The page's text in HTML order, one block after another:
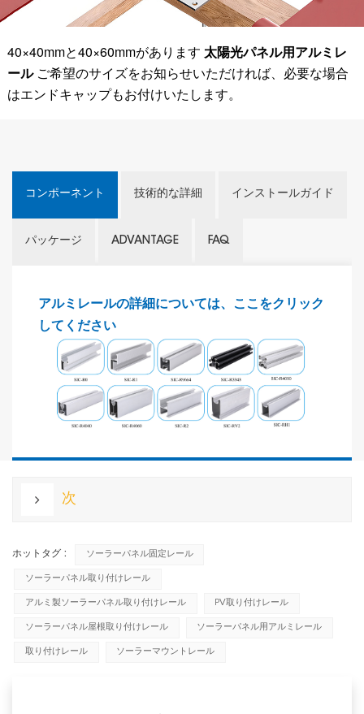
40×40mmと40×60mmがあります 太陽光パネル用アルミレ
ール ご希望のサイズをお知らせいただければ、必要な場合
はエンドキャップもお付けいたします。
コンポーネント 技術的な詳細 インストールガイド
パッケージ ADVANTAGE FAQ
アルミレールの詳細については、ここをクリック
してください
次
ホットタグ : ソーラーパネル固定レール
ソーラーパネル取り付けレール
アルミ製ソーラーパネル取り付けレール PV取り付けレール
ソーラーパネル屋根取り付けレール ソーラーパネル用アルミレール
取り付けレール ソーラーマウントレール